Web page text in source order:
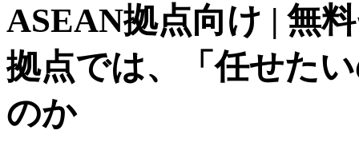
ASEAN拠点向け | 無
拠点では、「任せた
のか